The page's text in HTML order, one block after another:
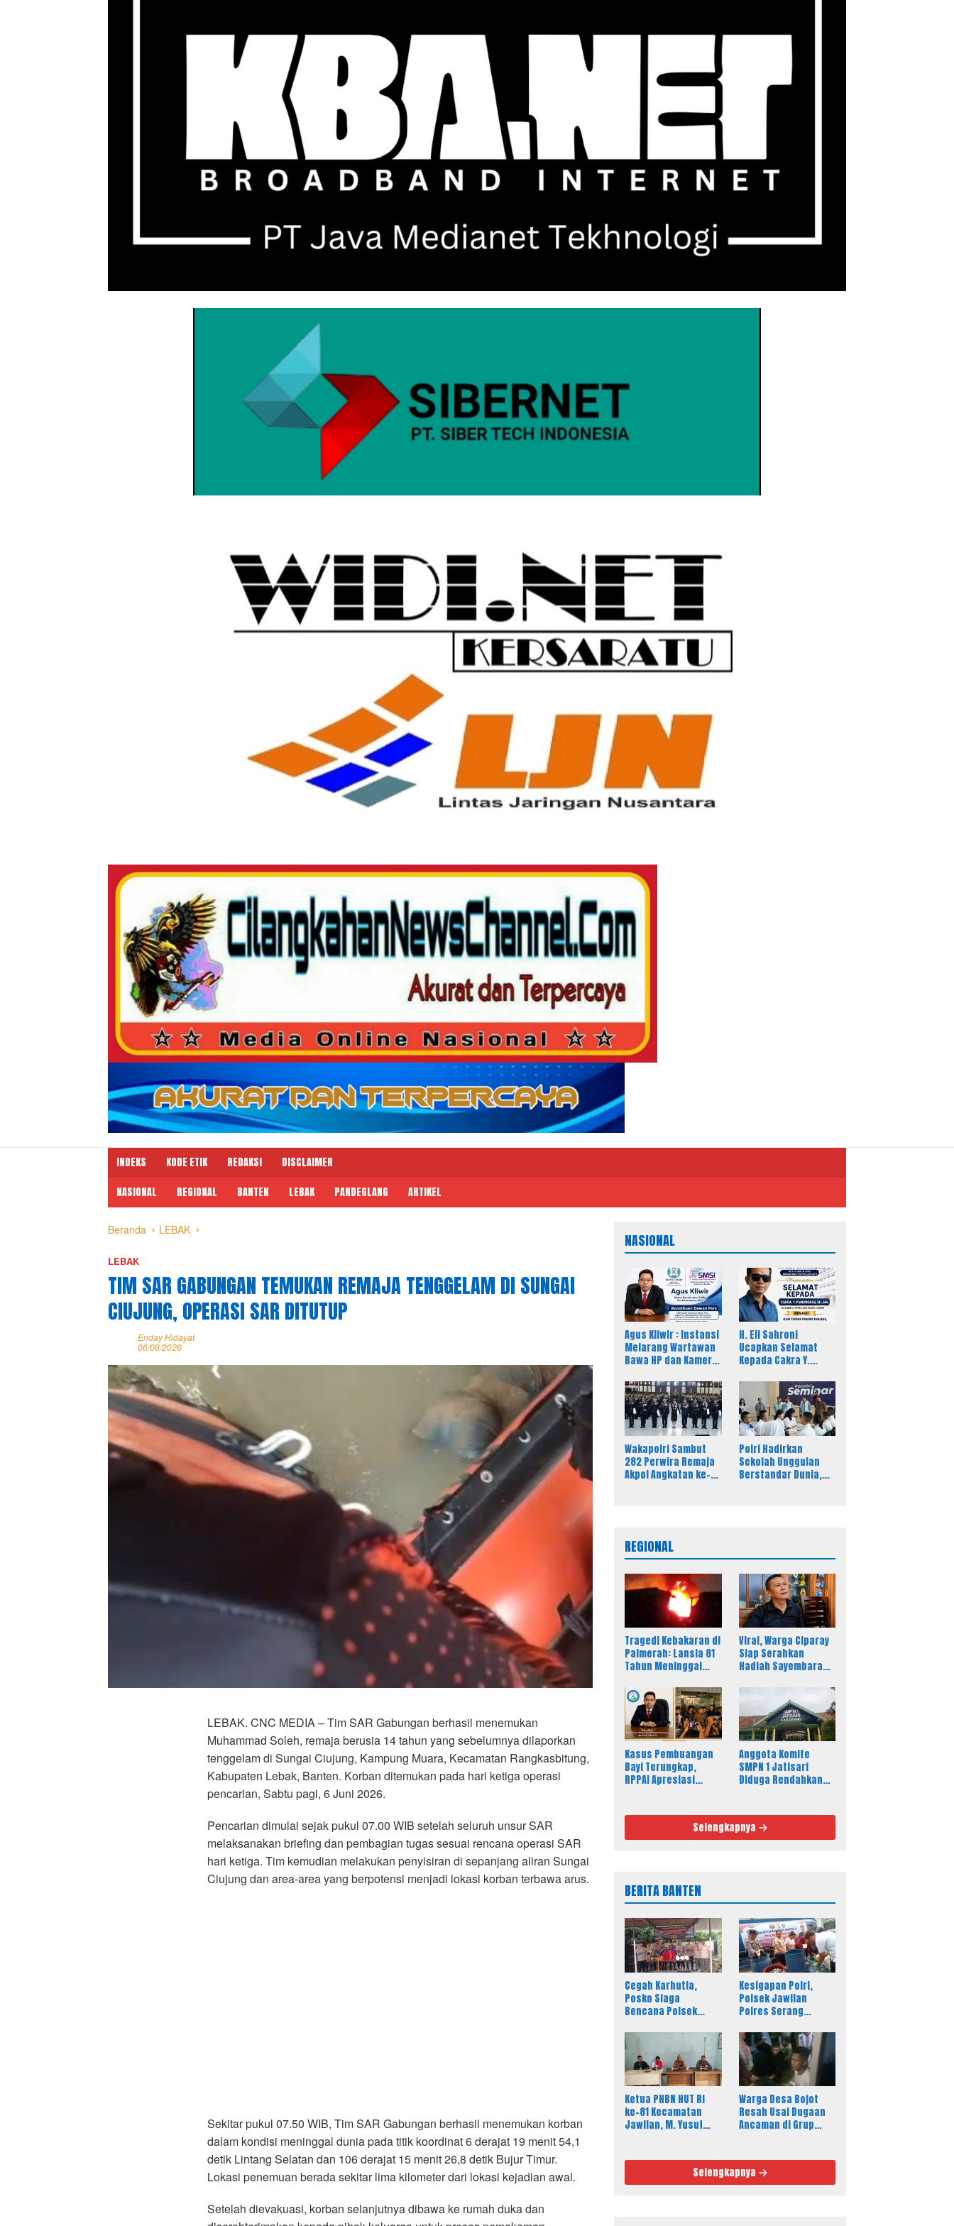
INDEKS KODE ETIK REDAKSI
DISCLAIMER
NASIONAL
REGIONAL BANTEN LEBAK PANDEGLANG ARTIKEL
Beranda LEBAK
LEBAK
TIM SAR GABUNGAN TEMUKAN REMAJA TENGGELAM DI SUNGAI
CIUJUNG, OPERASI SAR DITUTUP
Enday Hidayat
06/06/2026
LEBAK. CNC MEDIA – Tim SAR Gabungan berhasil menemukan
Muhammad Soleh, remaja berusia 14 tahun yang sebelumnya dilaporkan
tenggelam di Sungai Ciujung, Kampung Muara, Kecamatan Rangkasbitung,
Kabupaten Lebak, Banten. Korban ditemukan pada hari ketiga operasi
pencarian, Sabtu pagi, 6 Juni 2026.
Pencarian dimulai sejak pukul 07.00 WIB setelah seluruh unsur SAR
melaksanakan briefing dan pembagian tugas sesuai rencana operasi SAR
hari ketiga. Tim kemudian melakukan penyisiran di sepanjang aliran Sungai
Ciujung dan area-area yang berpotensi menjadi lokasi korban terbawa arus.
Sekitar pukul 07.50 WIB, Tim SAR Gabungan berhasil menemukan korban
dalam kondisi meninggal dunia pada titik koordinat 6 derajat 19 menit 54,1
detik Lintang Selatan dan 106 derajat 15 menit 26,8 detik Bujur Timur.
Lokasi penemuan berada sekitar lima kilometer dari lokasi kejadian awal.
Setelah dievakuasi, korban selanjutnya dibawa ke rumah duka dan
NASIONAL
Agus Kliwir : Instansi
Melarang Wartawan
Bawa HP dan Kamera
Ancam Kebebasan
Pers
H. Eli Sahroni
Ucapkan Selamat
Kepada Cakra Y.
Jabatan Baru Kasi
Pidsus Kejari Timor
Tengah Utara
Wakapolri Sambut
282 Perwira Remaja
Akpol Angkatan ke-
Polri Hadirkan
Sekolah Unggulan
Berstandar Dunia,
REGIONAL
Tragedi Kebakaran di
Palmerah: Lansia 81
Tahun Meninggal
Viral, Warga Ciparay
Siap Serahkan
Hadiah Sayembara
Korban
Kasus Pembuangan
Bayi Terungkap,
RPPAI Apresiasi
Anggota Komite
SMPN 1 Jatisari
Diduga Rendahkan
Disorot
Selengkapnya
BERITA BANTEN
Cegah Karhutla,
Posko Siaga
Bencana Polsek
Serang Aktif 24 Jam
Kesigapan Polri,
Polsek Jawilan
Polres Serang
Air Bersih ke Warga
Desa Majasari
Ketua PHBN HUT RI
ke-81 Kecamatan
Jawilan, M. Yusuf
Meriahkan Pesta
Warga Desa Bojot
Resah Usai Dugaan
Ancaman di Grup
Selengkapnya